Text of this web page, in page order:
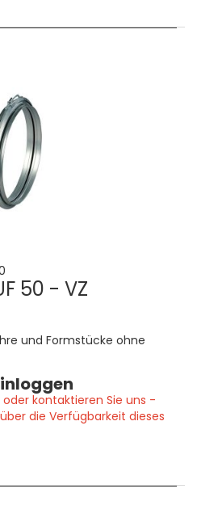
50 - VZ
und Formstücke ohne
kontaktieren Sie uns -
die Verfügbarkeit dieses